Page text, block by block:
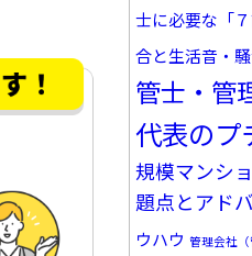
士に必要な「７
合と生活音・
管士・管
代表のプ
規模マンシ
題点とアド
ウハウ 管理会社